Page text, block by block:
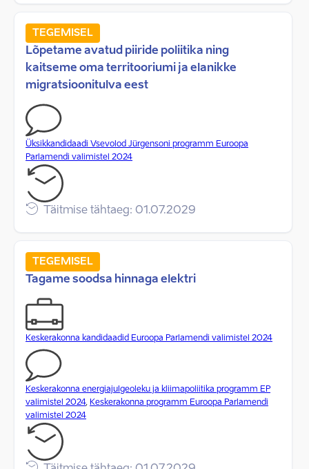
TEGEMISEL
Lõpetame avatud piiride poliitika ning
kaitseme oma territooriumi ja elanikke
migratsioonitulva eest
Üksikkandidaadi Vsevolod Jürgensoni programm Euroopa
Parlamendi valimistel 2024
Täitmise tähtaeg: 01.07.2029
TEGEMISEL
Tagame soodsa hinnaga elektri
Keskerakonna kandidaadid Euroopa Parlamendi valimistel 2024
Keskerakonna energiajulgeoleku ja kliimapoliitika programm EP
valimistel 2024, Keskerakonna programm Euroopa Parlamendi
valimistel 2024